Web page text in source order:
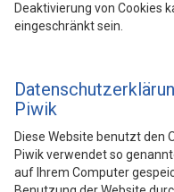
Deaktivierung von Cookies
eingeschränkt sein.
Piwik
Diese Website benutzt den
Piwik verwendet so
auf Ihrem Computer